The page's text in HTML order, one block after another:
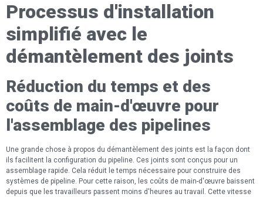
Processus d'installation
simplifié avec le
démantèlement des joints
Réduction du temps et des
coûts de main-d'œuvre pour
l'assemblage des pipelines
Une grande chose à propos du démantèlement des joints est la façon dont
ils facilitent la configuration du pipeline. Ces joints sont conçus pour un
assemblage rapide. Cela réduit le temps nécessaire pour construire des
systèmes de pipeline. Pour cette raison, les coûts de main-d'œuvre baissent
depuis que les travailleurs passent moins d'heures au travail. Cette vitesse